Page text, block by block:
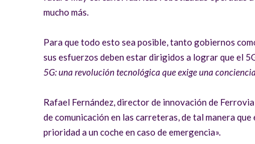
mucho más.
Para que todo esto sea posible, tanto gobiernos
sus esfuerzos deben estar dirigidos a lograr que el
5G: una revolución tecnológica que exige una
Rafael Fernández, director de innovación de
de comunicación en las carreteras, de tal manera
prioridad a un coche en caso de emergencia».